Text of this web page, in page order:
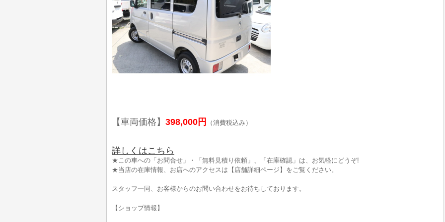
【車両価格】 398,000円 （消費税込み）
詳しくはこちら
★この車への「お問合せ」・「無料見積り依頼」、「在庫確認」は、お気軽にどうぞ!
★当店の在庫情報、お店へのアクセスは【店舗詳細ページ】をご覧ください。
スタッフ一同、お客様からのお問い合わせをお待ちしております。
【ショップ情報】